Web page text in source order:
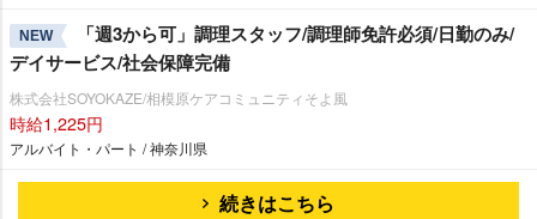
NEW
「週3から可」調理スタッフ/調理師免許必須/日勤のみ/
デイサービス/社会保障完備
株式会社SOYOKAZE/相模原ケアコミュニティそよ風
時給1,225円
アルバイト・パート / 神奈川県
続きはこちら